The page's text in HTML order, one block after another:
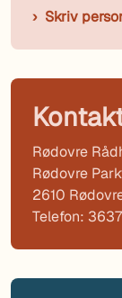
Skriv
Rødovre
Rødovre
2610
Telefon: